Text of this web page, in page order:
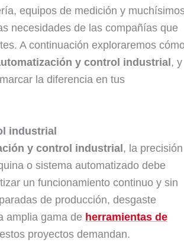
equipos de medición y
necesidades de las compañías que
A continuación exploraremos
y control industrial, y
la diferencia en tus
industrial
y control industrial, la precisión
o sistema automatizado debe
un funcionamiento continuo y sin
de producción, desgaste
amplia gama de herramientas de
proyectos demandan.